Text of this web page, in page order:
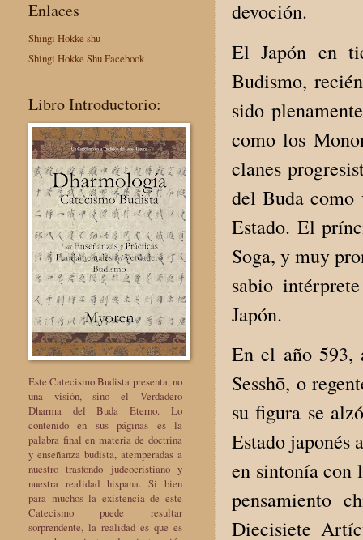
devoción.
El Japón en
Budismo,
sido
como los
clanes
del Buda
Estado. El
Soga, y muy
sabio
Japón.
En el año 593,
Sesshō, o
su figura se
Estado japonés
en sintonía con
pensamiento
Diecisiete
Enlaces
Shingi Hokke shu
Shingi Hokke Shu Facebook
Libro Introductorio:
Este Catecismo Budista presenta, no
una visión, sino el Verdadero
Dharma del Buda Eterno. Lo
contenido en sus páginas es la
palabra final en materia de doctrina
y enseñanza budista, atemperadas a
nuestro trasfondo judeocristiano y
nuestra realidad hispana. Si bien
para muchos la existencia de este
Catecismo puede resultar
sorprendente, la realidad es que es